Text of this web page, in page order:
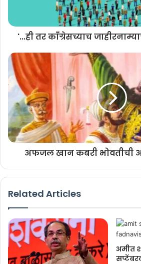
'...ही तर काँग्रेसच्याच
अफजल खान कबरी भोवतीची
Related Articles
अमीत